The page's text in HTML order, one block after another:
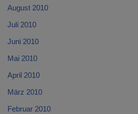
August 2010
Juli 2010
Juni 2010
Mai 2010
April 2010
März 2010
Februar 2010